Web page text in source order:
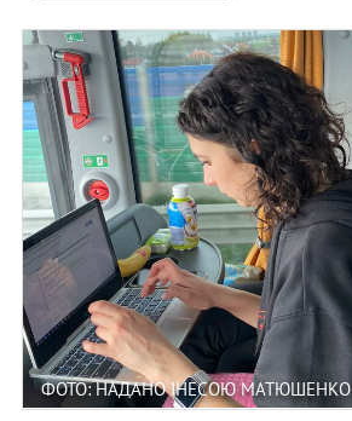
ФОТО: НАДАНО ІНЕСОЮ МАТЮШЕНКО